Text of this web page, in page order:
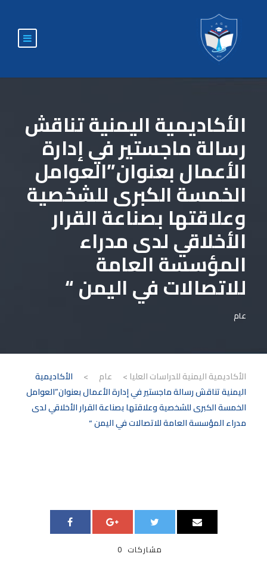
الأكاديمية اليمنية تناقش
رسالة ماجستير في إدارة
الأعمال بعنوان”العوامل
الخمسة الكبرى للشخصية
وعلاقتها بصناعة القرار
الأخلاقي لدى مدراء
المؤسسة العامة
للاتصالات في اليمن “
عام
الأكاديمية اليمنية للدراسات العليا > عام >
الأكاديمية
اليمنية تناقش رسالة ماجستير في إدارة الأعمال بعنوان”العوامل
الخمسة الكبرى للشخصية وعلاقتها بصناعة القرار الأخلاقي لدى
مدراء المؤسسة العامة للاتصالات في اليمن “
0 مشاركات